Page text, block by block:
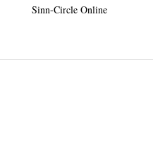
Sinn-Circle Online